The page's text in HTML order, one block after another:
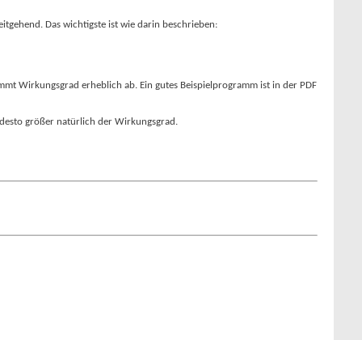
Das wichtigste ist wie darin beschrieben:
Wirkungsgrad erheblich ab. Ein gutes Beispielprogramm ist in der PDF
größer natürlich der Wirkungsgrad.